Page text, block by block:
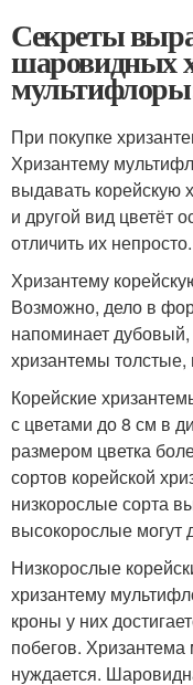
Секреты
шаровидных
При покупке
Хризантему
выдавать корейскую
и другой вид цветёт
отличить их непросто.
Хризантему
Возможно, дело в
напоминает дубовый,
хризантемы
Корейские
с цветами до 8 см в
размером цветка
сортов корейской
низкорослые сорта
высокорослые могут
Низкорослые
хризантему
кроны у них
побегов.
нуждается.